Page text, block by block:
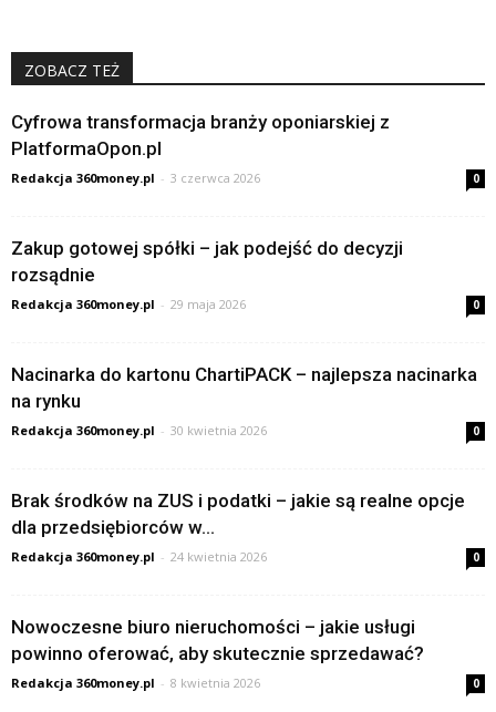
ZOBACZ TEŻ
Cyfrowa transformacja branży oponiarskiej z
PlatformaOpon.pl
Redakcja 360money.pl - 3 czerwca 2026 0
Zakup gotowej spółki – jak podejść do decyzji
rozsądnie
Redakcja 360money.pl - 29 maja 2026 0
Nacinarka do kartonu ChartiPACK – najlepsza nacinarka
na rynku
Redakcja 360money.pl - 30 kwietnia 2026 0
Brak środków na ZUS i podatki – jakie są realne opcje
dla przedsiębiorców w...
Redakcja 360money.pl - 24 kwietnia 2026 0
Nowoczesne biuro nieruchomości – jakie usługi
powinno oferować, aby skutecznie sprzedawać?
Redakcja 360money.pl - 8 kwietnia 2026 0